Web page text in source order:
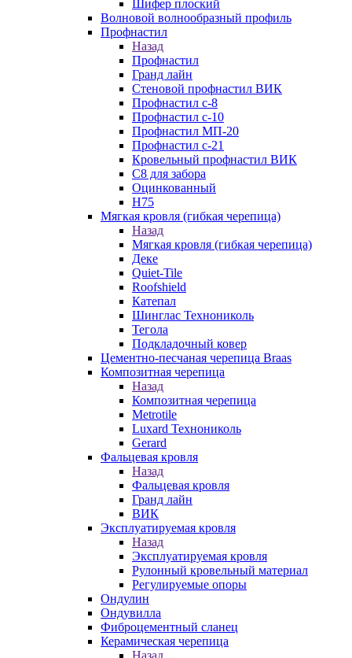
Шифер плоский
Волновой волнообразный профиль
Профнастил
Назад
Профнастил
Гранд лайн
Стеновой профнастил ВИК
Профнастил с-8
Профнастил с-10
Профнастил МП-20
Профнастил с-21
Кровельный профнастил ВИК
С8 для забора
Оцинкованный
Н75
Мягкая кровля (гибкая черепица)
Назад
Мягкая кровля (гибкая черепица)
Деке
Quiet-Tile
Roofshield
Катепал
Шинглас Технониколь
Тегола
Подкладочный ковер
Цементно-песчаная черепица Braas
Композитная черепица
Назад
Композитная черепица
Metrotile
Luxard Технониколь
Gerard
Фальцевая кровля
Назад
Фальцевая кровля
Гранд лайн
ВИК
Эксплуатируемая кровля
Назад
Эксплуатируемая кровля
Рулонный кровельный материал
Регулируемые опоры
Ондулин
Ондувилла
Фиброцементный сланец
Керамическая черепица
Назад